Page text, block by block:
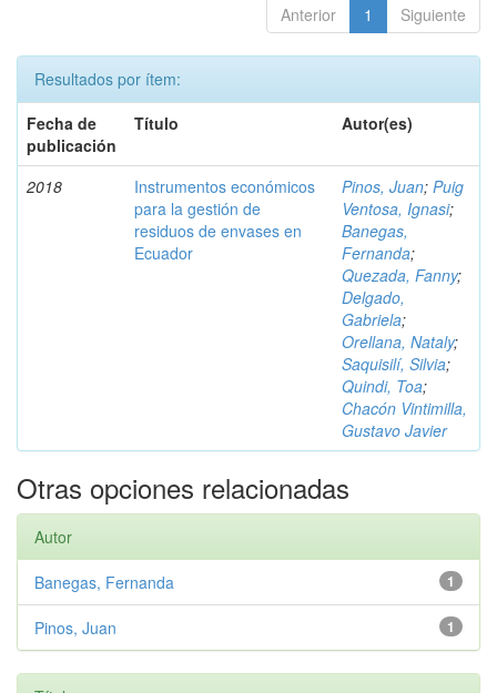
Anterior 1 Siguiente
Resultados por ítem:
Fecha de
publicación
Título Autor(es)
2018
Instrumentos económicos
para la gestión de
residuos de envases en
Ecuador
Pinos, Juan; Puig
Ventosa, Ignasi;
Banegas,
Fernanda;
Quezada, Fanny;
Delgado,
Gabriela;
Orellana, Nataly;
Saquisilí, Silvia;
Quindi, Toa;
Chacón Vintimilla,
Gustavo Javier
Otras opciones relacionadas
Autor
1
Banegas, Fernanda
1
Pinos, Juan